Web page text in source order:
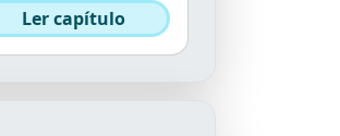
Ler capítulo